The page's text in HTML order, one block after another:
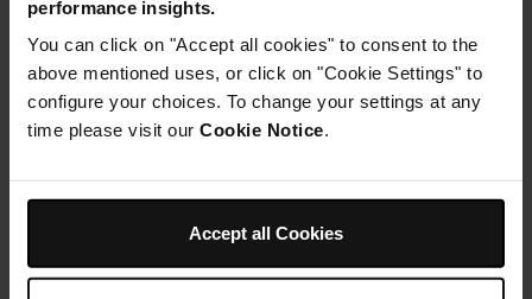
performance insights.
You can click on "Accept all cookies" to consent to the
above mentioned uses, or click on "Cookie Settings" to
configure your choices. To change your settings at any
time please visit our Cookie Notice.
Accept all Cookies
Instructions
Étape 1
Préparez la pâte : Placez tous les ingrédients dans votre
Nutri Ninja de cuisine et mixez-les jusqu'à ce qu'une
qu'elle repose pendant 30 minutes.
Pendant ce temps, préparez la viande hachée : Placez
les fruits secs, le nectar ou le sirop, le jus d'orange et le